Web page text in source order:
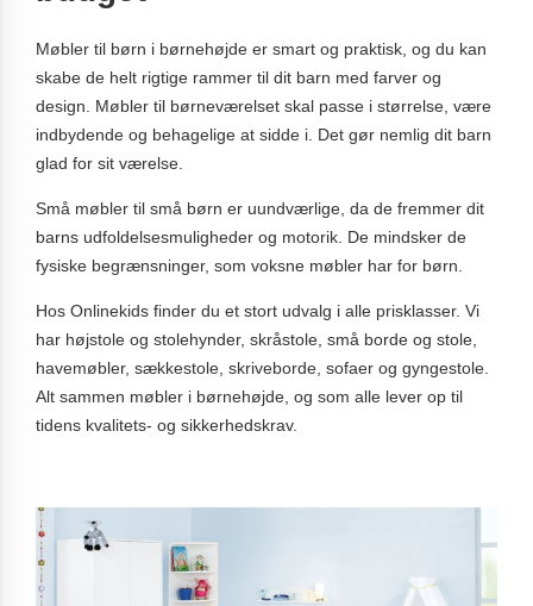
Møbler til børn i børnehøjde er smart og praktisk, og du kan
skabe de helt rigtige rammer til dit barn med farver og
design. Møbler til børneværelset skal passe i størrelse, være
indbydende og behagelige at sidde i. Det gør nemlig dit barn
glad for sit værelse.
Små møbler til små børn er uundværlige, da de fremmer dit
barns udfoldelsesmuligheder og motorik. De mindsker de
fysiske begrænsninger, som voksne møbler har for børn.
Hos Onlinekids finder du et stort udvalg i alle prisklasser. Vi
har højstole og stolehynder, skråstole, små borde og stole,
havemøbler, sækkestole, skriveborde, sofaer og gyngestole.
Alt sammen møbler i børnehøjde, og som alle lever op til
tidens kvalitets- og sikkerhedskrav.